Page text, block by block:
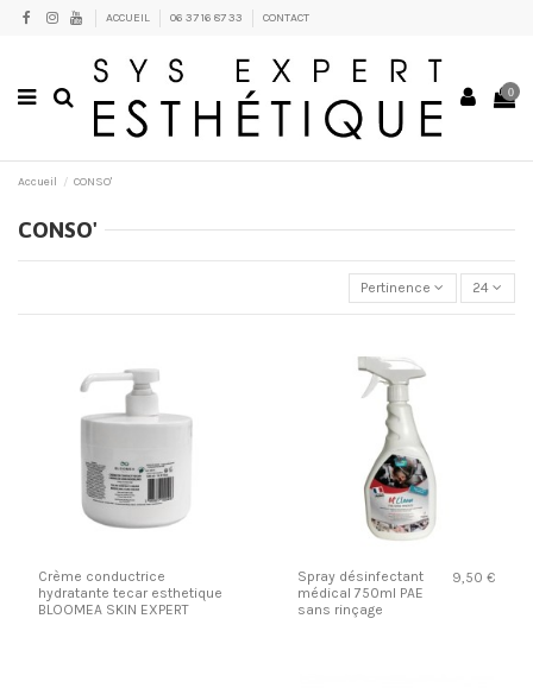
ACCUEIL 06 37 16 87 33 CONTACT
0
Accueil CONSO'
CONSO'
Pertinence 24
Crème conductrice
hydratante tecar esthetique
BLOOMEA SKIN EXPERT
Spray désinfectant
médical 750ml PAE
sans rinçage
9,50 €